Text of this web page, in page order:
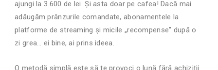
ajungi la 3.600 de lei. Și asta doar pe cafea! Dacă mai
adăugăm prânzurile comandate, abonamentele la
platforme de streaming și micile „recompense” după o
zi grea… ei bine, ai prins ideea.
O metodă simplă este să te provoci o lună fără achiziții